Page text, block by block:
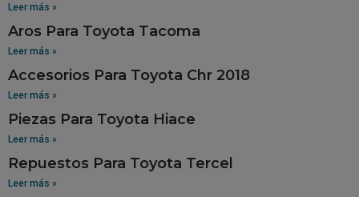
Leer más »
Aros Para Toyota Tacoma
Leer más »
Accesorios Para Toyota Chr 2018
Leer más »
Piezas Para Toyota Hiace
Leer más »
Repuestos Para Toyota Tercel
Leer más »